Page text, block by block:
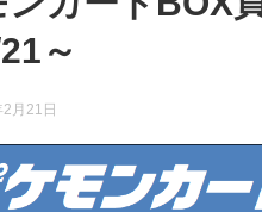
～
月21日